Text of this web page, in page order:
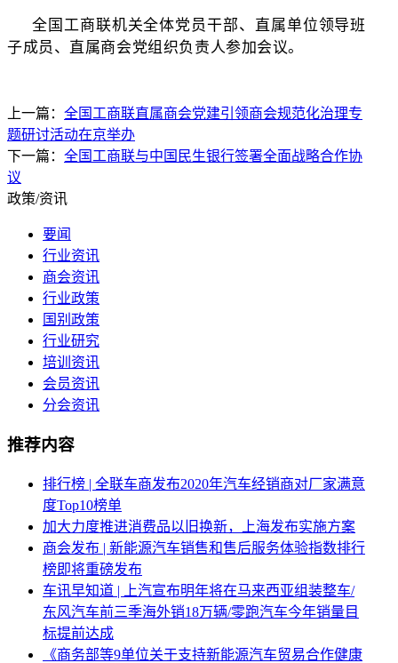
全国工商联机关全体党员干部、直属单位领导班
子成员、直属商会党组织负责人参加会议。
上一篇： 全国工商联直属商会党建引领商会规范化治理专
题研讨活动在京举办
下一篇： 全国工商联与中国民生银行签署全面战略合作协
议
政策/资讯
要闻
行业资讯
商会资讯
行业政策
国别政策
行业研究
培训资讯
会员资讯
分会资讯
推荐内容
排行榜 | 全联车商发布2020年汽车经销商对厂家满意
度Top10榜单
加大力度推进消费品以旧换新，上海发布实施方案
商会发布 | 新能源汽车销售和售后服务体验指数排行
榜即将重磅发布
车讯早知道 | 上汽宣布明年将在马来西亚组装整车/
东风汽车前三季海外销18万辆/零跑汽车今年销量目
标提前达成
《商务部等9单位关于支持新能源汽车贸易合作健康